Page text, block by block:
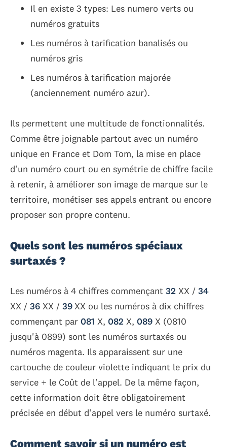
Il en existe 3 types: Les numero verts ou
numéros gratuits
Les numéros à tarification banalisés ou
numéros gris
Les numéros à tarification majorée
(anciennement numéro azur).
Ils permettent une multitude de fonctionnalités.
Comme être joignable partout avec un numéro
unique en France et Dom Tom, la mise en place
d'un numéro court ou en symétrie de chiffre facile
à retenir, à améliorer son image de marque sur le
territoire, monétiser ses appels entrant ou encore
proposer son propre contenu.
Quels sont les numéros spéciaux
surtaxés ?
Les numéros à 4 chiffres commençant 32 XX / 34
XX / 36 XX / 39 XX ou les numéros à dix chiffres
commençant par 081 X, 082 X, 089 X (0810
jusqu'à 0899) sont les numéros surtaxés ou
numéros magenta. Ils apparaissent sur une
cartouche de couleur violette indiquant le prix du
service + le Coût de l'appel. De la même façon,
cette information doit être obligatoirement
précisée en début d'appel vers le numéro surtaxé.
Comment savoir si un numéro est